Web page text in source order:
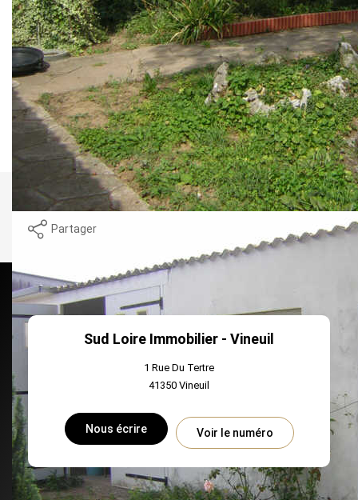
Description
Réf : 2887
VINEUIL : Pavillon de plain pied, 2 chambres, au calme,
avec un jardin de 450 m² env., une cave, un atelier, un
garage. REF : JL2887 - Classe Energie D
Nos honoraires Nous contacter
Imprimer
Partager
Sud Loire Immobilier - Vineuil
1 Rue Du Tertre
41350 Vineuil
Nous écrire Voir le numéro